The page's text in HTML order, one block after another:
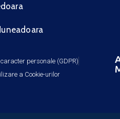
personale (GDPR)
a Cookie-urilor